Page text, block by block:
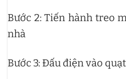
Bước 2: Tiến hành treo
nhà
Bước 3: Đấu điện vào quạt